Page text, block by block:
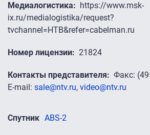
Медиалогистика
https://www.msk-
ix.ru/medialogistika/request?
tvchannel=НТВ&refer=cabelman.ru
Номер лицензии 21824
Контакты представителя
Факс:
E-mail: sale@ntv.ru, video@ntv.ru
Спутник ABS-2